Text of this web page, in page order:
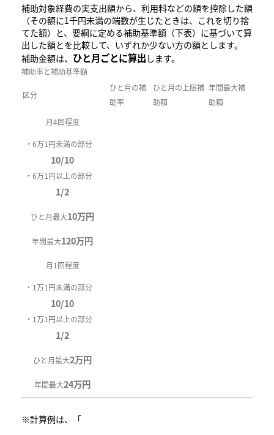
​補助対象経費の実支出額から、利用料などの額を控除した額
（その額に1千円未満の端数が生じたときは、これを切り捨
てた額）と、要綱に定める補助基準額（下表）に基づいて算
出した額とを比較して、いずれか少ない方の額とします。
補助金額は、 ひと月ごとに算出 します。
補助率と補助基準額
区分
ひと月の補
助率
ひと月の上限補
助額
年間最大補
助額
月4回程度
・6万1円未満の部分
10/10
・6万1円以上の部分
1/2
ひと月最大10万円
年間最大120万円
月1回程度
・1万1円未満の部分
10/10
・1万1円以上の部分
1/2
ひと月最大2万円
年間最大24万円
※計算例は、「